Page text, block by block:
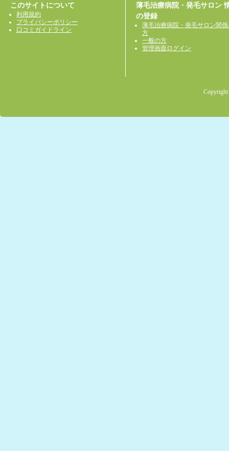
このサイトについて
利用規約
プライバシーポリシー
口コミガイドライン
薄毛治療病院・発毛サロン
の登録
薄毛治療病院・発毛サロン関
方
一般の方
管理画面ログイン
Copyright